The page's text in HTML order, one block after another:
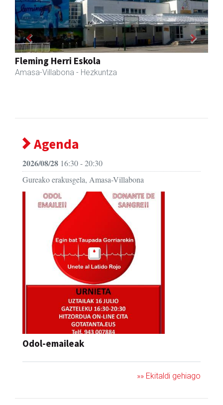
Sahatsa belar-denda eta dietetika zentrua
Amasa-Villabona - Belar-denda
Previous Next
Agenda
2026/08/28 16:30 - 20:30
Gureako erakusgela, Amasa-Villabona
Odol-emaileak
»» Ekitaldi gehiago